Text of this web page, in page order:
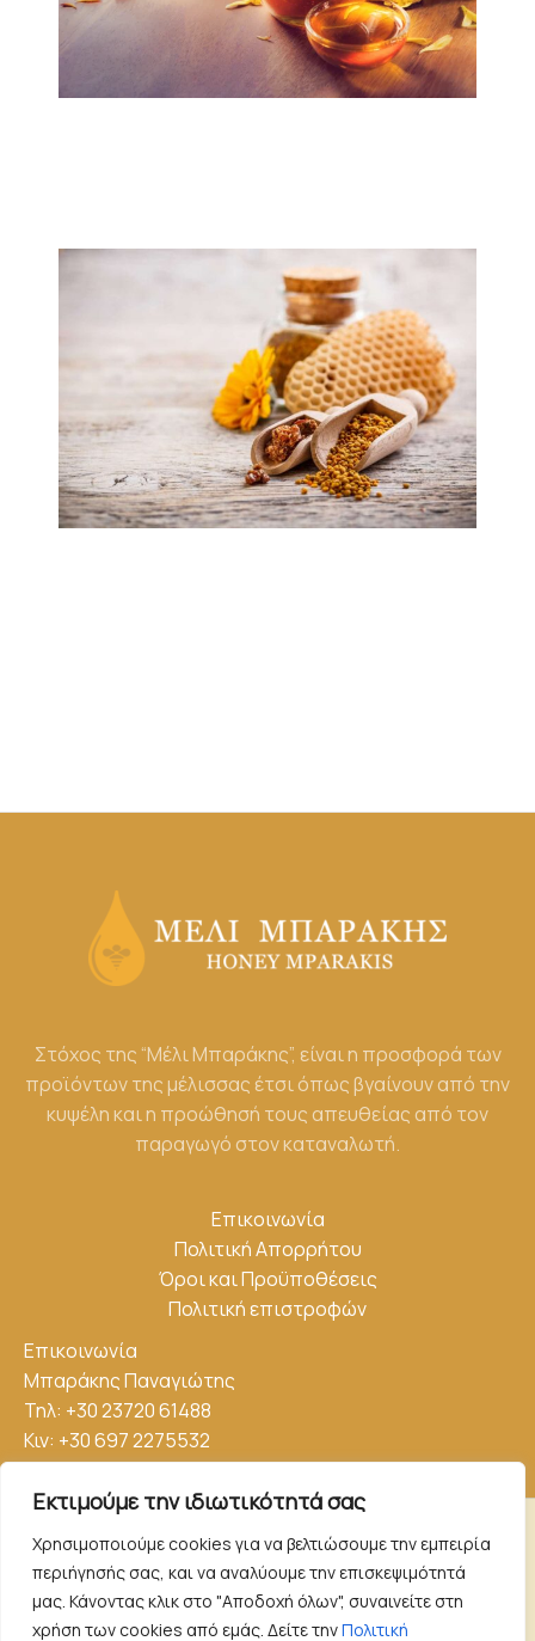
Εκτιμούμε την ιδιωτικότητά σας
Χρησιμοποιούμε cookies για να βελτιώσουμε την εμπειρία
περιήγησής σας, και να αναλύουμε την επισκεψιμότητά
μας. Κάνοντας κλικ στο "Αποδοχή όλων", συναινείτε στη
χρήση των cookies από εμάς. Δείτε τηνΠολιτική
Στόχος της “Μέλι Μπαράκης”, είναι η προσφορά των
προϊόντων της μέλισσας έτσι όπως βγαίνουν από την
κυψέλη και η προώθησή τους απευθείας από τον
παραγωγό στον καταναλωτή.
Επικοινωνία
Πολιτική Απορρήτου
Όροι και Προϋποθέσεις
Πολιτική επιστροφών
Επικοινωνία
Μπαράκης Παναγιώτης
Τηλ: +30 23720 61488
Κιν: +30 697 2275532
E-mail: melimparakis@gmail.com
Copyright © 2024 |Μέλι Χαλκιδικής Μπαράκης| developed by
zero web & graphics